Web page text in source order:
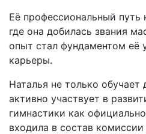
Её профессиональный путь
где она добилась звания
опыт стал фундаментом её
карьеры.
Наталья не только
активно участвует в
гимнастики как
входила в состав